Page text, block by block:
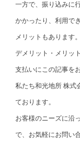
一方で、振り込みに
かかったり、利用で
メリットもあります。
デメリット・メリッ
支払いにこの記事を
私たち和光地所 株式
ております。
お客様のニーズに沿
で、お気軽にお問い